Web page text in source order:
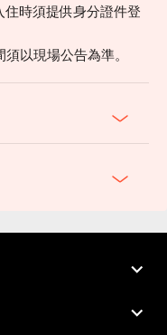
時須提供身分證件登
以現場公告為準。